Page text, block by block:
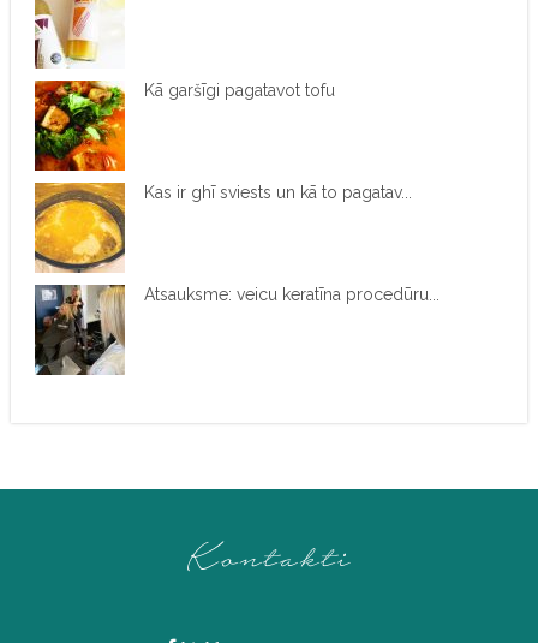
Kā garšīgi pagatavot tofu
Kas ir ghī sviests un kā to pagatav...
Atsauksme: veicu keratīna procedūru...
Kontakti